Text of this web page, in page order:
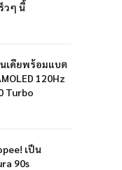
วๆ นี้
นเดียพร้อมแบต
120Hz
Turbo
เป็น
90s